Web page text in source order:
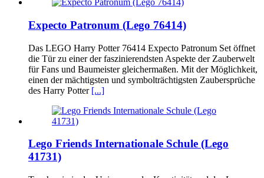
Expecto Patronum (Lego 76414)
Das LEGO Harry Potter 76414 Expecto Patronum Set öffnet
die Tür zu einer der faszinierendsten Aspekte der Zauberwelt
für Fans und Baumeister gleichermaßen. Mit der Möglichkeit,
einen der mächtigsten und symbolträchtigsten Zaubersprüche
des Harry Potter [...]
Lego Friends Internationale Schule (Lego
41731)